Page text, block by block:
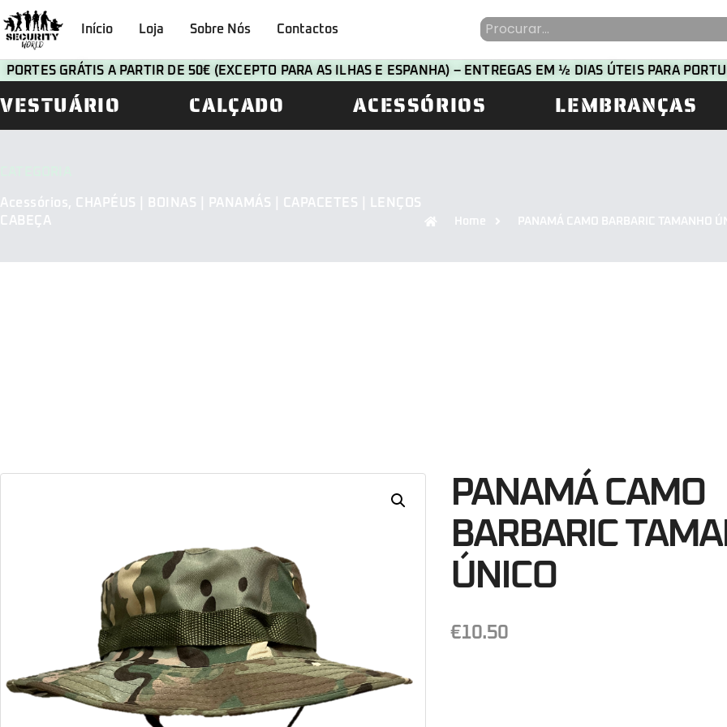
Início Loja Sobre Nós Contactos
PORTES GRÁTIS A PARTIR DE 50€ (EXCEPTO PARA AS ILHAS E ESPANHA) – ENTREGAS EM ½ DIAS ÚTEIS PARA
VESTUÁRIO CALÇADO ACESSÓRIOS LEMBRANÇAS
Acessórios,
CHAPÉUS | BOINAS | PANAMÁS | CAPACETES | LENÇOS
CABEÇA
Home PANAMÁ CAMO BARBARIC TAMANHO
PANAMÁ CAMO
BARBARIC
ÚNICO
€10.50